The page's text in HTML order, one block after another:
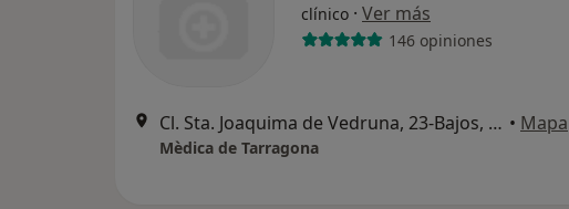
clínico · Ver más
146 opiniones
Cl. Sta. Joaquima de Vedruna, 23-Bajos, Tarragona • Mapa
Mèdica de Tarragona